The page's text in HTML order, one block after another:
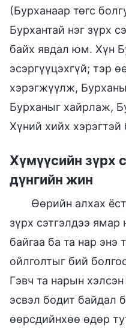
(Бурханаар төгс
Бурхантай нэг зүрх
байх явдал юм. Хүн
эсэргүүцэхгүй; тэр
хэрэгжүүлж,
Бурханыг хайрлаж,
Хүний хийх
Хүмүүсийн зүрх
дүнгийн жин
Өөрийн алхах
зүрх сэтгэлдээ ямар
байгаа ба та нар энэ
ойлголтыг бий
Гэвч та нарын
эсвэл бодит байдал
өөрсдийнхөө өдөр